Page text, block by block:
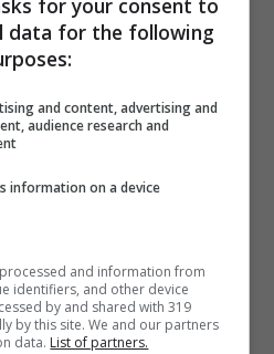
il ricorso del
crematorio”. Il
conferma le
data for the following
and content, advertising and
audience research and
information on a device
and information from
identifiers, and other device
by and shared with 319
by this site. We and our partners
data. List of partners.